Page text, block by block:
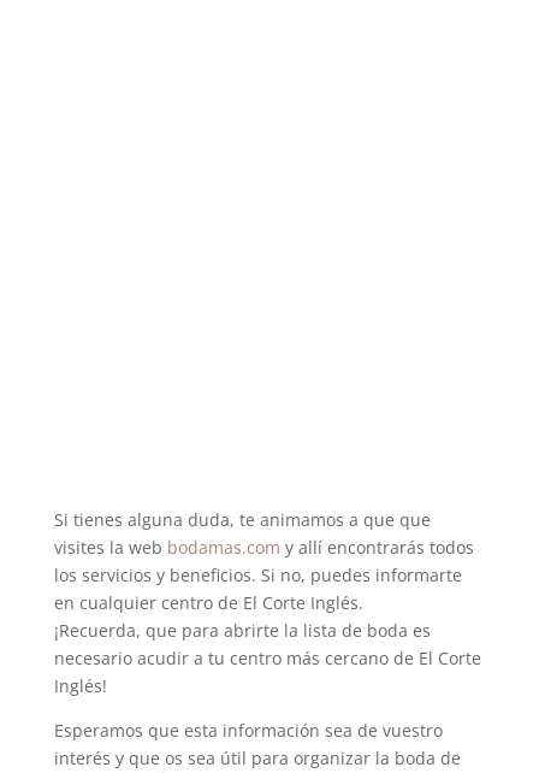
Si tienes alguna duda, te animamos a que que
visites la web bodamas.com y allí encontrarás todos
los servicios y beneficios. Si no, puedes informarte
en cualquier centro de El Corte Inglés.
¡Recuerda, que para abrirte la lista de boda es
necesario acudir a tu centro más cercano de El Corte
Inglés!
Esperamos que esta información sea de vuestro
interés y que os sea útil para organizar la boda de